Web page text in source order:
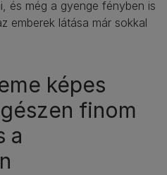
és még a gyenge fényben is
emberek látása már sokkal
képes
finom
a